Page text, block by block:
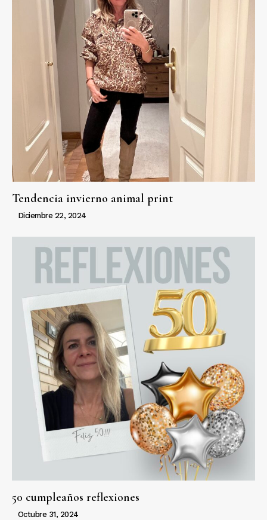
Tendencia invierno animal print
Diciembre 22, 2024
50 cumpleaños reflexiones
Octubre 31, 2024